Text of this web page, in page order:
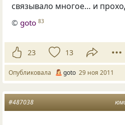
связывало многое… и
©goto 83
23 13
Опубликовала goto 29 ноя 2011
#487038